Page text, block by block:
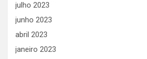
julho 2023
junho 2023
abril 2023
janeiro 2023